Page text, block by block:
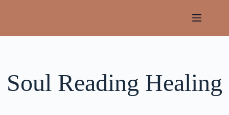
Soul Reading Healing